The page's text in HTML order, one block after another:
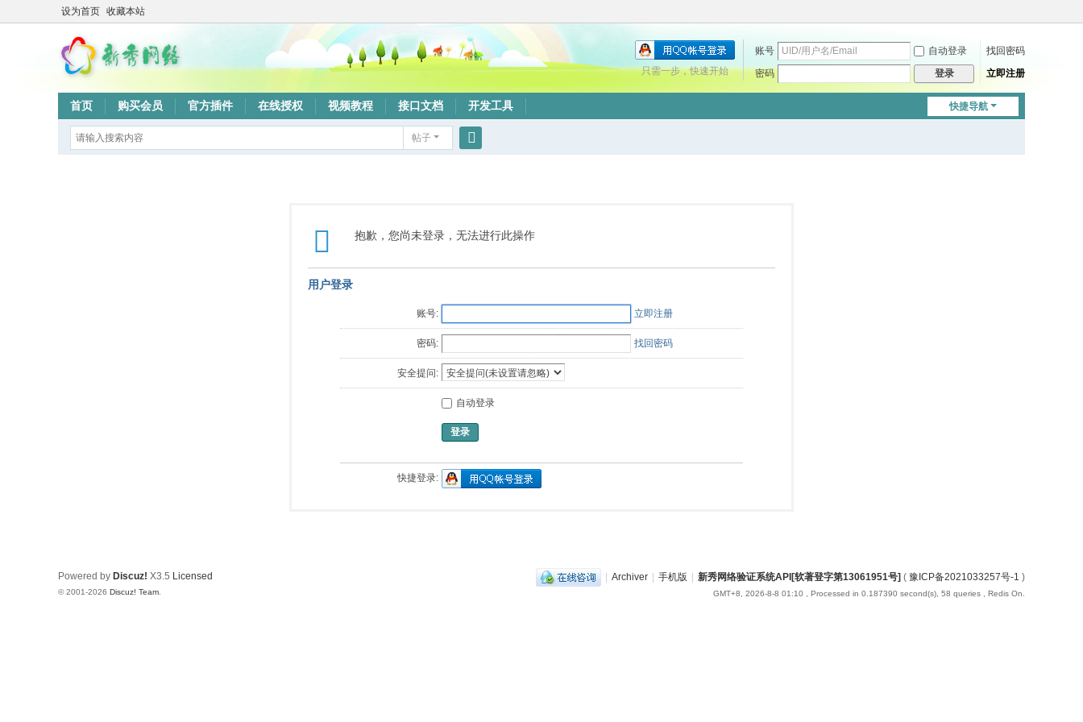
设为首页 收藏本站
账号 自动登录
找回密码
密码
登录 立即注册
只需一步，快速开始
快捷导航
首页 购买会员 官方插件 在线授权 视频教程 接口文档 开发工具
帖子
抱歉，您尚未登录，无法进行此操作
用户登录
账号: 立即注册
密码: 找回密码
安全提问:
自动登录
登录
快捷登录:
| Archiver | 手机版 | 新秀网络验证系统API[软著登字第13061951号] ( 豫ICP备2021033257号-1 )
GMT+8, 2026-8-8 01:10 , Processed in 0.187390 second(s), 58 queries , Redis On.
Powered by Discuz! X3.5 Licensed
© 2001-2026 Discuz! Team